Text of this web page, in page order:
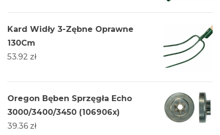
Kard Widły 3-Zębne Oprawne
130Cm
53.92 zł
Oregon Bęben Sprzęgła Echo
3000/3400/3450 (106906x)
39.36 zł